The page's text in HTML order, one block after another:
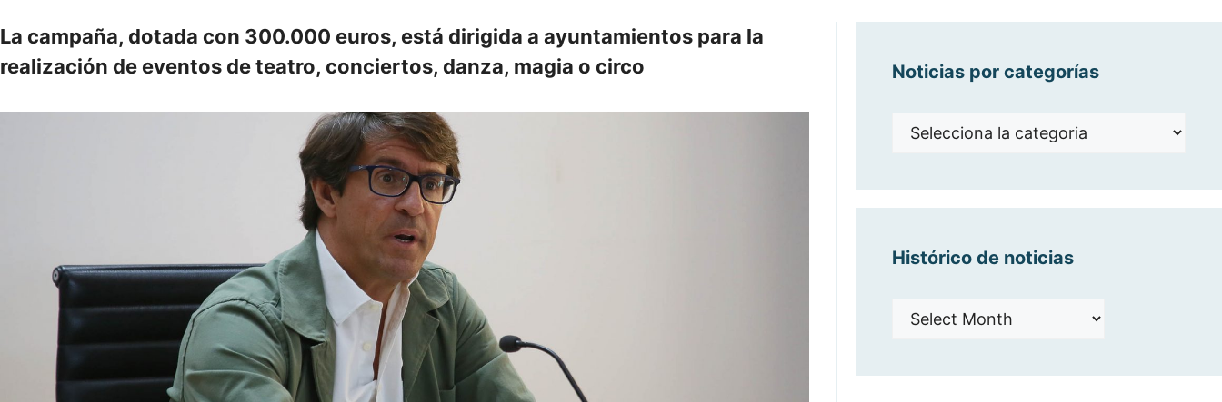
La campaña, dotada con 300.000 euros, está dirigida a ayuntamientos para la
realización de eventos de teatro, conciertos, danza, magia o circo
Noticias por categorías
Noticias
Histórico de noticias
Histórico